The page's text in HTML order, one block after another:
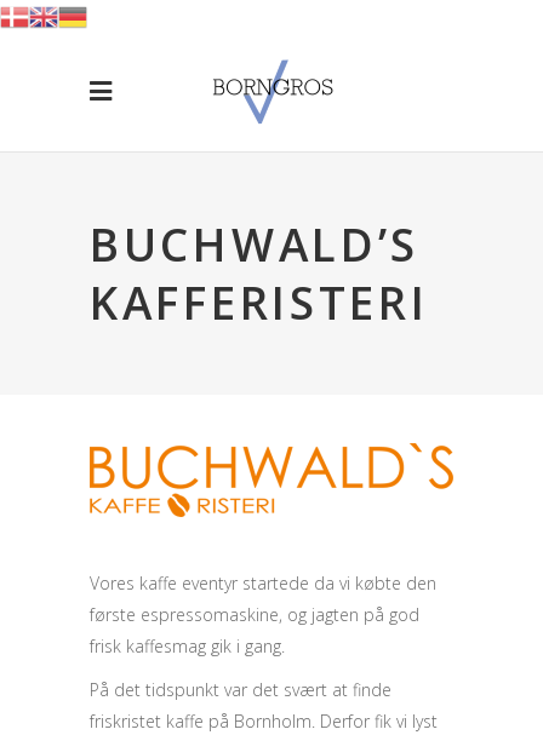
BUCHWALD’S
KAFFERISTERI
Vores kaffe eventyr startede da vi købte den
første espressomaskine, og jagten på god
frisk kaffesmag gik i gang.
På det tidspunkt var det svært at finde
friskristet kaffe på Bornholm. Derfor fik vi lyst